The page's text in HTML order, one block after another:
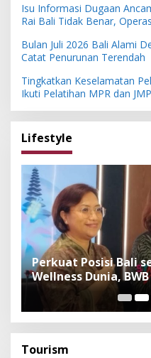
Isu Informasi Dugaan
Rai Bali Tidak Benar,
Bulan Juli 2026 Bali Alami
Catat Penurunan Terendah
Tingkatkan Keselamatan
Ikuti Pelatihan MPR dan
Lifestyle
Perkuat Posisi Bali
Wellness Dunia,
Exhibitor Nasional
Tourism